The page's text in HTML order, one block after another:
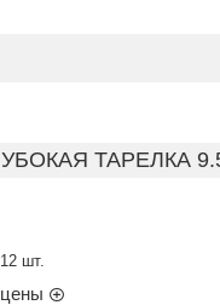
ТАРЕЛКА
шт.